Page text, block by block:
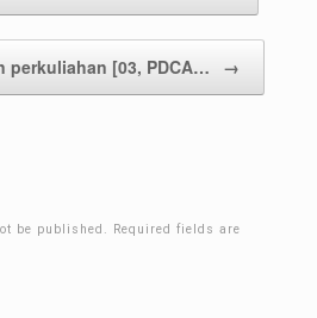
perkuliahan [03, PDCA… →
be published. Required fields are